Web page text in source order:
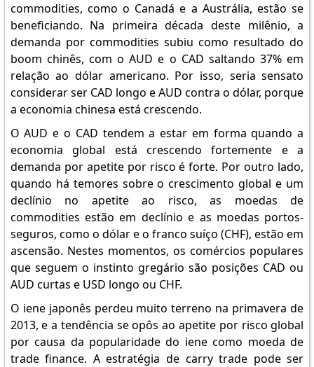
commodities, como o Canadá e a Austrália, estão se
beneficiando. Na primeira década deste milênio, a
demanda por commodities subiu como resultado do
boom chinês, com o AUD e o CAD saltando 37% em
relação ao dólar americano. Por isso, seria sensato
considerar ser CAD longo e AUD contra o dólar, porque
a economia chinesa está crescendo.
O AUD e o CAD tendem a estar em forma quando a
economia global está crescendo fortemente e a
demanda por apetite por risco é forte. Por outro lado,
quando há temores sobre o crescimento global e um
declínio no apetite ao risco, as moedas de
commodities estão em declínio e as moedas portos-
seguros, como o dólar e o franco suíço (CHF), estão em
ascensão. Nestes momentos, os comércios populares
que seguem o instinto gregário são posições CAD ou
AUD curtas e USD longo ou CHF.
O iene japonês perdeu muito terreno na primavera de
2013, e a tendência se opôs ao apetite por risco global
por causa da popularidade do iene como moeda de
trade finance. A estratégia de carry trade pode ser